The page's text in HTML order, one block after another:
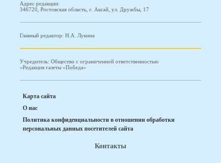
Адрес редакции:
346720, Ростовская область, г. Аксай, ул. Дружбы, 17
Главный редактор: Н.А. Лукина
Учредитель: Общество с ограниченной ответственностью
«Редакция газеты «Победа»
Карта сайта
О нас
Политика конфиденциальности в отношении обработки
персональных данных посетителей сайта
Контакты